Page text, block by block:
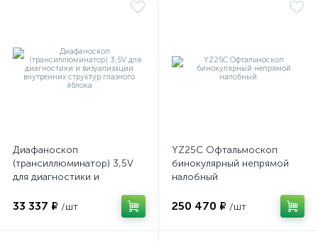
Диафаноскоп
(трансиллюминатор) 3,5V
для диагностики и
структур глазного яблока
33 337 ₽ /шт
YZ25C Офтальмоскоп
бинокулярный непрямой
налобный
250 470 ₽ /шт